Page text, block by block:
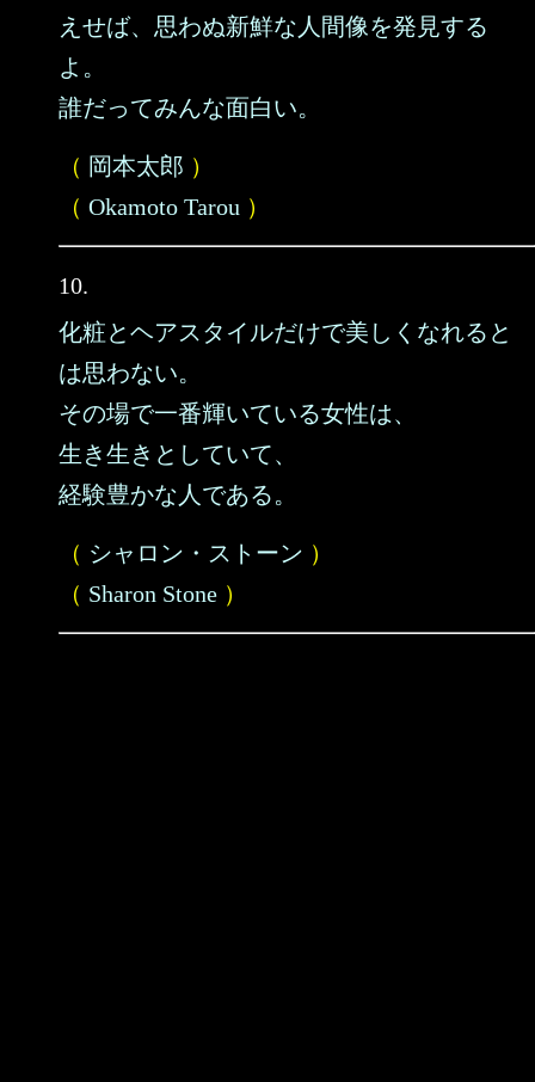
えせば、思わぬ新鮮な人間像を発見する
よ。
誰だってみんな面白い。
（ 岡本太郎 ）
（ Okamoto Tarou ）
10.
化粧とヘアスタイルだけで美しくなれると
は思わない。
その場で一番輝いている女性は、
生き生きとしていて、
経験豊かな人である。
（ シャロン・ストーン ）
（ Sharon Stone ）